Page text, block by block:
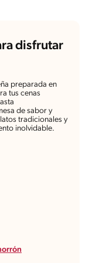
disfrutar
preparada en
tus cenas
de sabor y
tradicionales y
inolvidable.